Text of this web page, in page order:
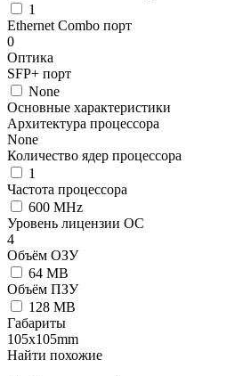
1
Ethernet Combo порт
0
Оптика
SFP+ порт
None
Основные характеристики
Архитектура процессора
None
Количество ядер процессора
1
Частота процессора
600 MHz
Уровень лицензии ОС
4
Объём ОЗУ
64 MB
Объём ПЗУ
128 MB
Габариты
105x105mm
Найти похожие